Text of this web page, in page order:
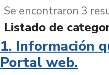
Se encontraron 3
Listado de
1. Información
Portal web.